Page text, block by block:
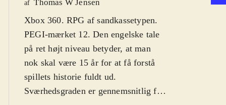
af Thomas W Jensen
Xbox 360. RPG af sandkassetypen.
PEGI-mærket 12. Den engelske tale
på ret højt niveau betyder, at man
nok skal være 15 år for at få forstå
spillets historie fuldt ud.
Sværhedsgraden er gennemsnitlig for